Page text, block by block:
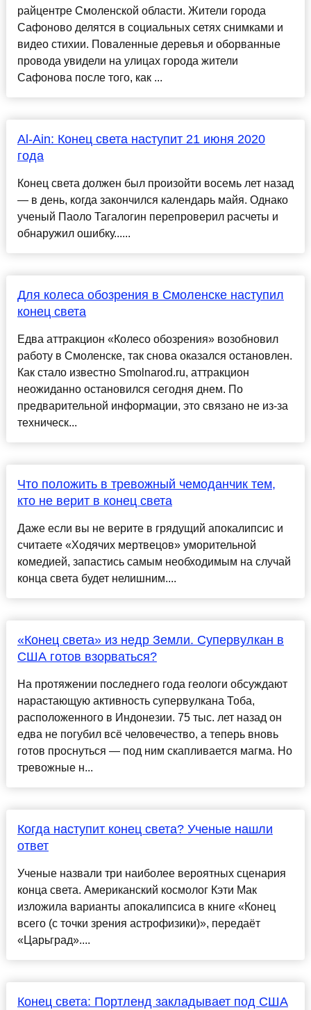
райцентре Смоленской области. Жители города
Сафоново делятся в социальных сетях снимками и
видео стихии. Поваленные деревья и оборванные
провода увидели на улицах города жители
Сафонова после того, как ...
Al-Ain: Конец света наступит 21 июня 2020
года
Конец света должен был произойти восемь лет назад
— в день, когда закончился календарь майя. Однако
ученый Паоло Тагалогин перепроверил расчеты и
обнаружил ошибку......
Для колеса обозрения в Смоленске наступил
конец света
Едва аттракцион «Колесо обозрения» возобновил
работу в Смоленске, так снова оказался остановлен.
Как стало известно Smolnarod.ru, аттракцион
неожиданно остановился сегодня днем. По
предварительной информации, это связано не из-за
техническ...
Что положить в тревожный чемоданчик тем,
кто не верит в конец света
Даже если вы не верите в грядущий апокалипсис и
считаете «Ходячих мертвецов» уморительной
комедией, запастись самым необходимым на случай
конца света будет нелишним....
«Конец света» из недр Земли. Супервулкан в
США готов взорваться?
На протяжении последнего года геологи обсуждают
нарастающую активность супервулкана Тоба,
расположенного в Индонезии. 75 тыс. лет назад он
едва не погубил всё человечество, а теперь вновь
готов проснуться — под ним скапливается магма. Но
тревожные н...
Когда наступит конец света? Ученые нашли
ответ
Ученые назвали три наиболее вероятных сценария
конца света. Американский космолог Кэти Мак
изложила варианты апокалипсиса в книге «Конец
всего (с точки зрения астрофизики)», передаёт
«Царьград»....
Конец света: Портленд закладывает под США